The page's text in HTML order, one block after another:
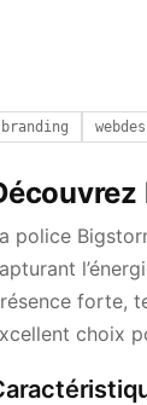
branding
police
forte,
choix